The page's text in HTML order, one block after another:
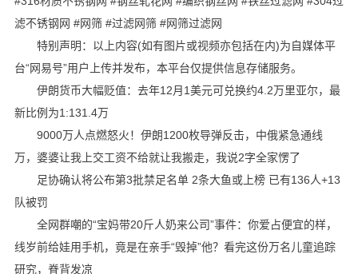
滤不锈钢网 #网筛 #过滤网筛 #网筛过滤网
特别声明：以上内容(如有图片或视频亦包括在内)为自媒体平
台“网易号”用户上传并发布，本平台仅提供信息存储服务。
伊朗货币大幅贬值：去年12月1美元可兑换约4.2万里亚尔，最
新比例为1:131.4万
9000万人点燃怒火！伊朗1200枚导弹反击，中俄紧急通线
万，婆婆让我上交工资不给就让我搬走，我说2字全家愣了
足协确认将公布第3批禁足名单 2条大鱼或上榜 已有136人+13
队被罚
全网群嘲的“宝妈带20斤人奶来公司”事件：你爱占便宜的样，
线岁前给娃用手机，竟是在亲手“毁掉”他？看完这份万名儿童追踪
研究，脊背发凉